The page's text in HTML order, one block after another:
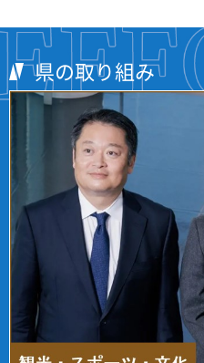
県の取り組み